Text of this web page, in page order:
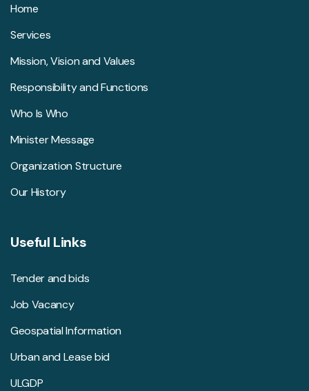
Home
Services
Mission, Vision and Values
Responsibility and Functions
Who Is Who
Minister Message
Organization Structure
Our History
Useful Links
Tender and bids
Job Vacancy
Geospatial Information
Urban and Lease bid
ULGDP